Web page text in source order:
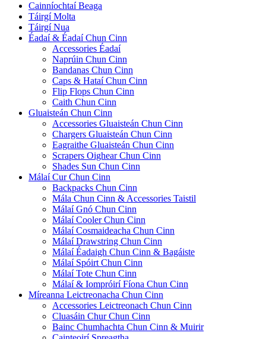
Cainníochtaí Beaga
Táirgí Molta
Táirgí Nua
Éadaí & Éadaí Chun Cinn
Accessories Éadaí
Naprúin Chun Cinn
Bandanas Chun Cinn
Caps & Hataí Chun Cinn
Flip Flops Chun Cinn
Caith Chun Cinn
Gluaisteán Chun Cinn
Accessories Gluaisteán Chun Cinn
Chargers Gluaisteán Chun Cinn
Eagraithe Gluaisteán Chun Cinn
Scrapers Oighear Chun Cinn
Shades Sun Chun Cinn
Málaí Cur Chun Cinn
Backpacks Chun Cinn
Mála Chun Cinn & Accessories Taistil
Málaí Gnó Chun Cinn
Málaí Cooler Chun Cinn
Málaí Cosmaideacha Chun Cinn
Málaí Drawstring Chun Cinn
Málaí Éadaigh Chun Cinn & Bagáiste
Málaí Spóirt Chun Cinn
Málaí Tote Chun Cinn
Málaí & Iompróirí Fíona Chun Cinn
Míreanna Leictreonacha Chun Cinn
Accessories Leictreonach Chun Cinn
Cluasáin Chur Chun Cinn
Bainc Chumhachta Chun Cinn & Muirir